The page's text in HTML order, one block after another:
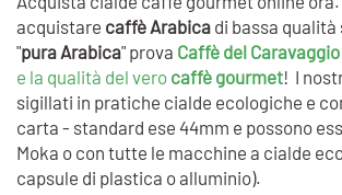
acquistare caffè Arabica di bassa
"pura Arabica" prova Caffè del Caravaggio
e la qualità del vero caffè gourmet! I
sigillati in pratiche cialde ecologiche e
carta - standard ese 44mm e possono
Moka o con tutte le macchine a cialde
capsule di plastica o alluminio).